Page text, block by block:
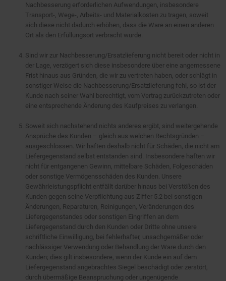
Nachbesserung erforderlichen Aufwendungen, insbesondere
Transport-, Wege-, Arbeits- und Materialkosten zu tragen, soweit
sich diese nicht dadurch erhöhen, dass die Ware an einen anderen
Ort als den Erfüllungsort verbracht wurde.
Sind wir zur Nachbesserung/Ersatzlieferung nicht bereit oder nicht in
der Lage, verzögert sich diese insbesondere über eine angemessene
Frist hinaus aus Gründen, die wir zu vertreten haben, oder schlägt in
sonstiger Weise die Nachbesserung/Ersatzlieferung fehl, so ist der
Kunde nach seiner Wahl berechtigt, vom Vertrag zurückzutreten oder
eine entsprechende Änderung des Kaufpreises zu verlangen.
Soweit sich nachstehend nichts anderes ergibt, sind weitergehende
Ansprüche des Kunden – gleich aus welchen Rechtsgründen –
ausgeschlossen. Wir haften deshalb nicht für Schäden, die nicht am
Liefergegenstand selbst entstanden sind. Insbesondere haften wir
nicht für entgangenen Gewinn, mittelbare Schäden, Folgeschäden
oder sonstige Vermögensschäden des Kunden. Unsere
Gewährleistungspflicht entfällt darüber hinaus bei Verstößen des
Kunden gegen seine Verpflichtung aus Ziffer 5.2 bei sonstigen
Änderungen, Reparaturen, Reinigungen, Veränderungen des
Liefergegenstandes oder sonstigen Eingriffen an dem
Liefergegenstand durch den Kunden oder Dritte ohne unsere
schriftliche Einwilligung, bei fehlerhafter, unsachgemäßer oder
nachlässiger Verwendung oder Behandlung der Ware durch den
Kunden; dies gilt insbesondere, wenn der Kunde ein auf dem
Liefergegenstand angebrachtes Siegel beschädigt oder zerstört,
durch übermäßige Beanspruchung oder ungenügende